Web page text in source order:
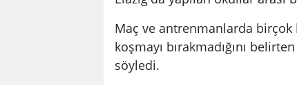
Maç ve antrenmanlarda birçok
koşmayı bırakmadığını
söyledi.